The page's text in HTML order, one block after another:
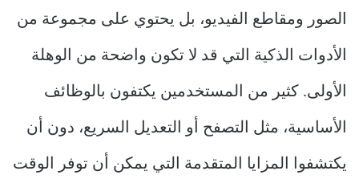
الصور ومقاطع الفيديو، بل يحتوي على مجموعة من
الأدوات الذكية التي قد لا تكون واضحة من الوهلة
الأولى. كثير من المستخدمين يكتفون بالوظائف
الأساسية، مثل التصفح أو التعديل السريع، دون أن
يكتشفوا المزايا المتقدمة التي يمكن أن توفر الوقت